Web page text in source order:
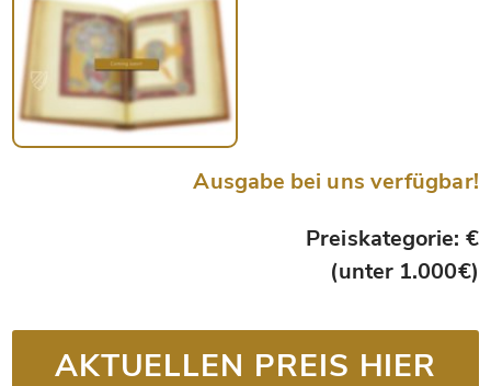
Ausgabe bei uns verfügbar!
Preiskategorie: €
(unter 1.000€)
AKTUELLEN PREIS HIER